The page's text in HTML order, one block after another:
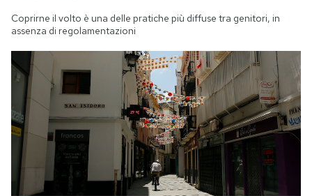
Coprirne il volto è una delle pratiche più diffuse tra genitori, in
assenza di regolamentazioni